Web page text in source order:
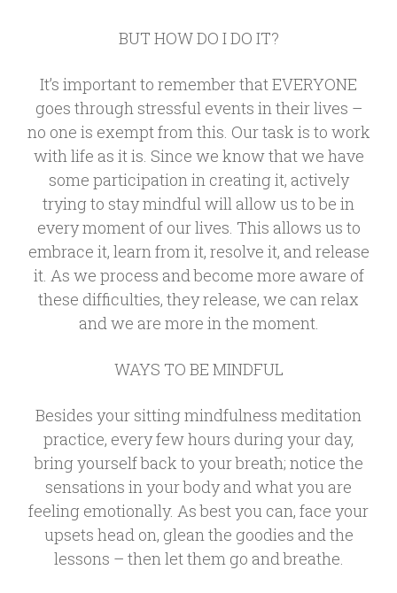
BUT HOW DO I DO IT?
It’s important to remember that EVERYONE
goes through stressful events in their lives –
no one is exempt from this. Our task is to work
with life as it is. Since we know that we have
some participation in creating it, actively
trying to stay mindful will allow us to be in
every moment of our lives. This allows us to
embrace it, learn from it, resolve it, and release
it. As we process and become more aware of
these difficulties, they release, we can relax
and we are more in the moment.
WAYS TO BE MINDFUL
Besides your sitting mindfulness meditation
practice, every few hours during your day,
bring yourself back to your breath; notice the
sensations in your body and what you are
feeling emotionally. As best you can, face your
upsets head on, glean the goodies and the
lessons – then let them go and breathe.